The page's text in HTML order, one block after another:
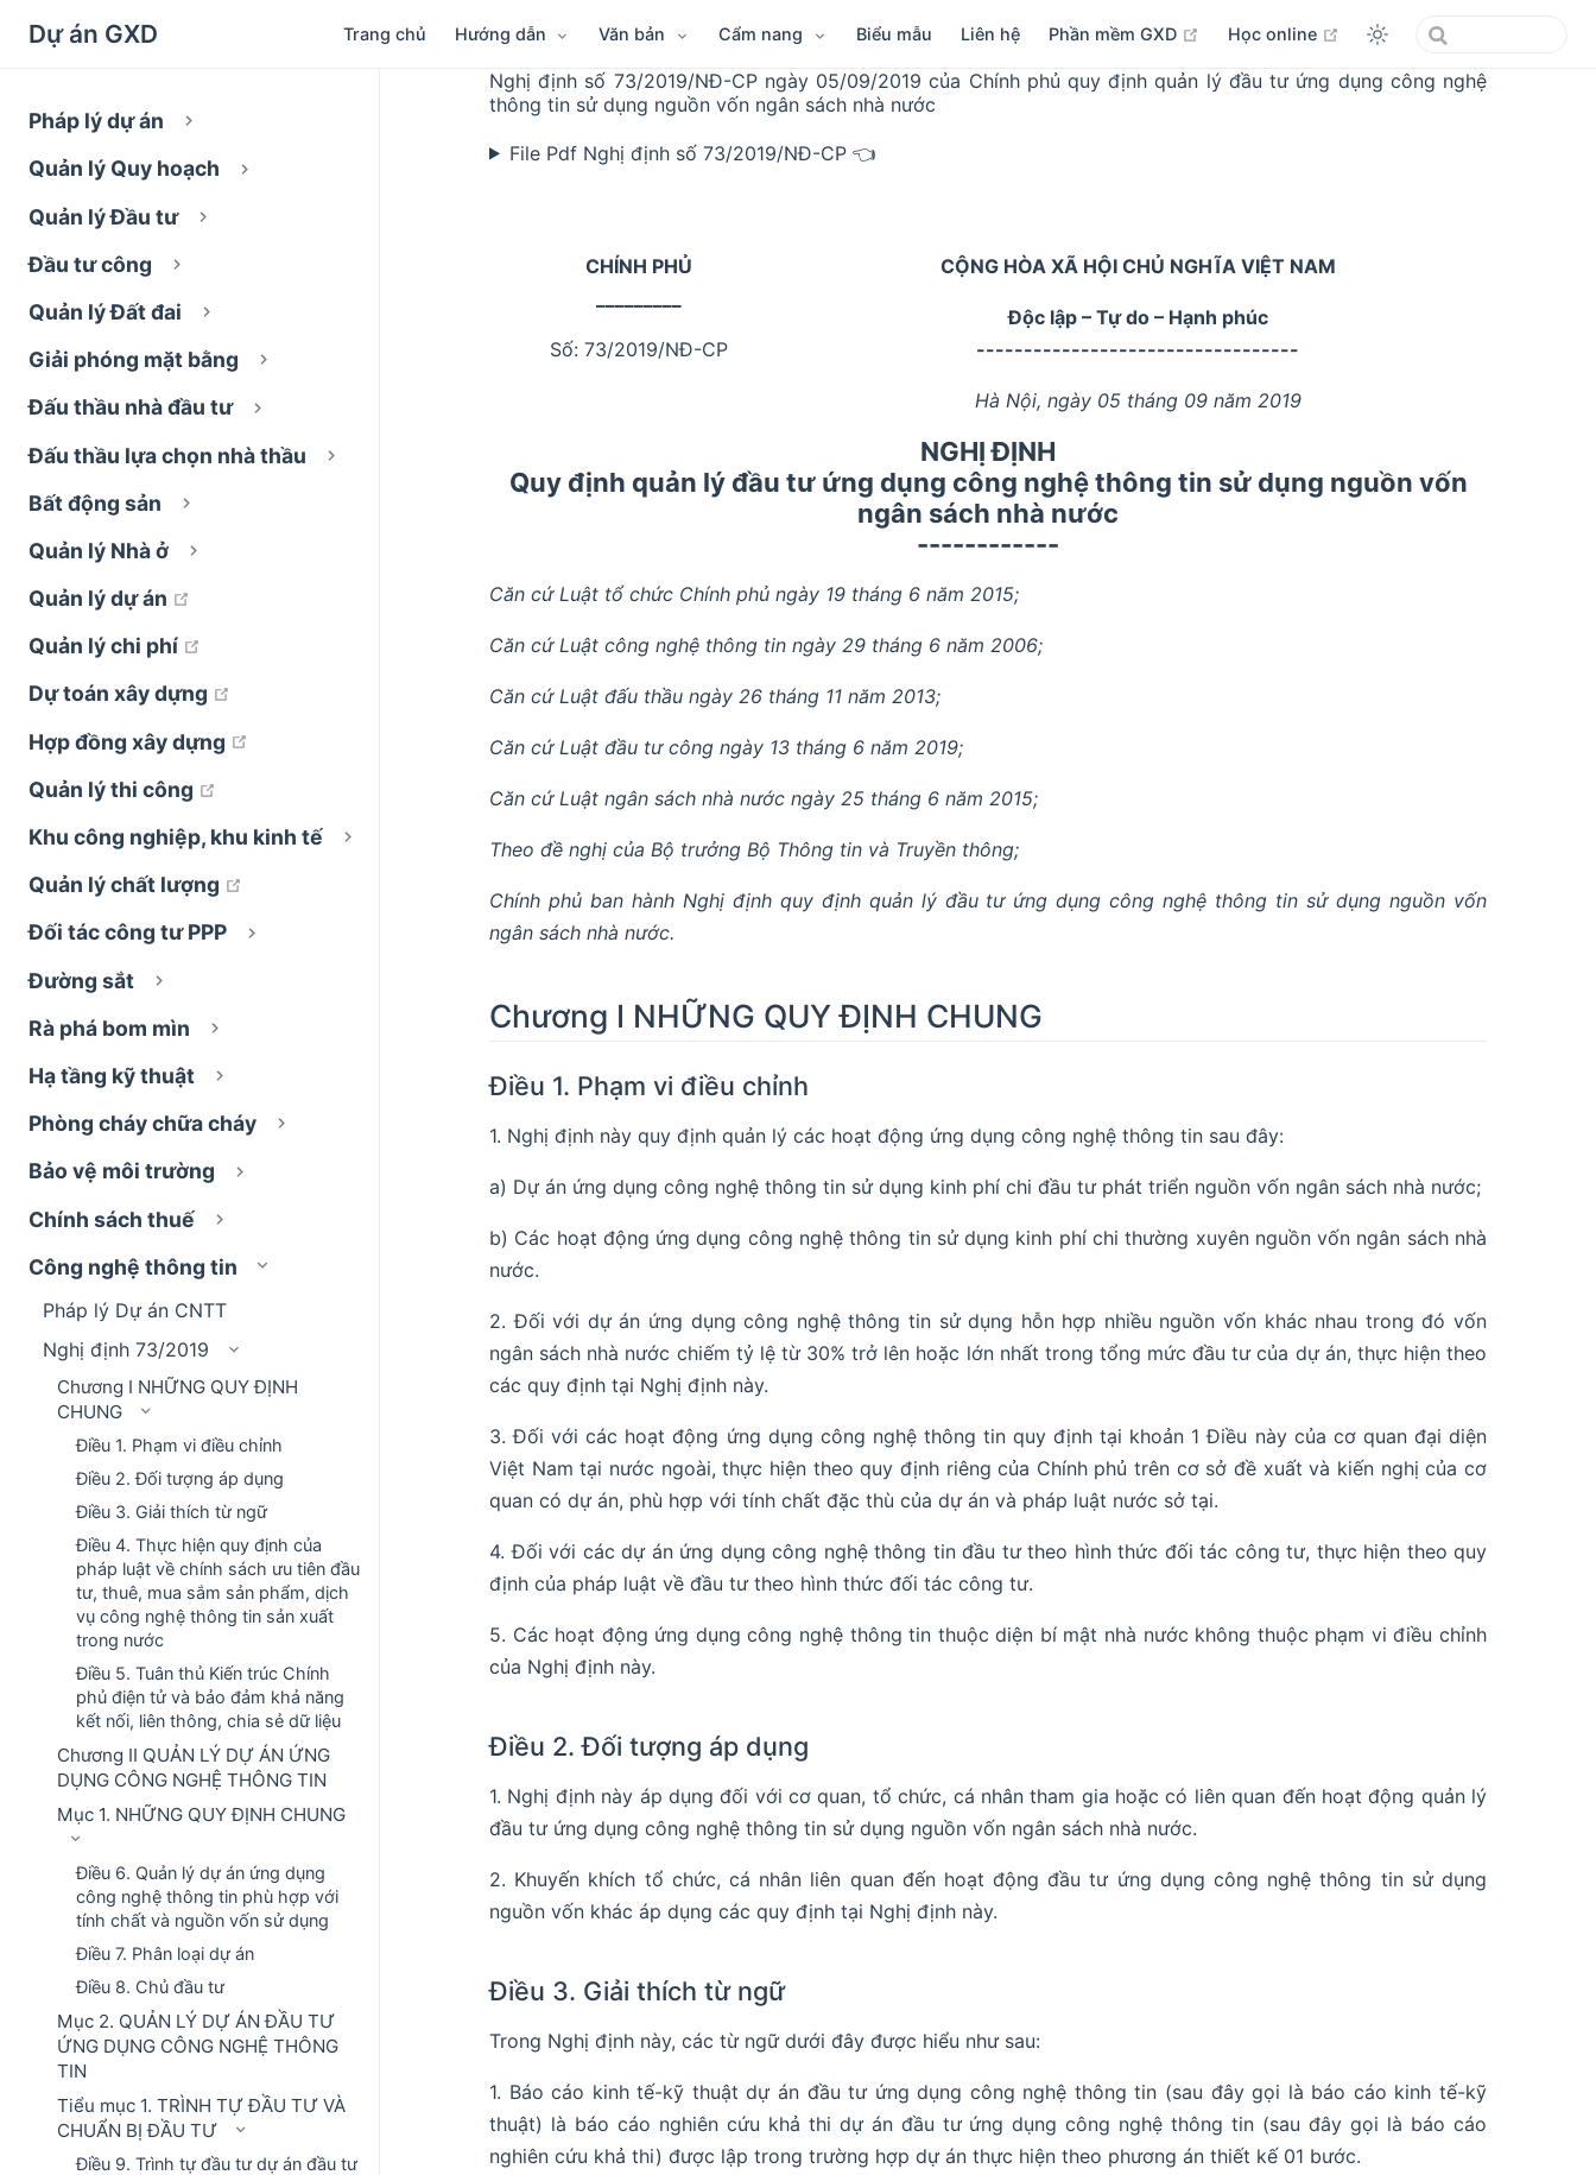
Dự án GXD Trang chủ Hướng dẫn Văn bản Cẩm nang Biểu mẫu Liên hệ Phần mềm GXD open in new window
Học online open in new window
Pháp lý dự án
Quản lý Quy hoạch
Quản lý Đầu tư
Đầu tư công
Quản lý Đất đai
Giải phóng mặt bằng
Đấu thầu nhà đầu tư
Đấu thầu lựa chọn nhà thầu
Bất động sản
Quản lý Nhà ở
Quản lý dự án
Quản lý chi phí
Dự toán xây dựng
Hợp đồng xây dựng
Quản lý thi công
Khu công nghiệp, khu kinh tế
Quản lý chất lượng
Đối tác công tư PPP
Đường sắt
Rà phá bom mìn
Hạ tầng kỹ thuật
Phòng cháy chữa cháy
Bảo vệ môi trường
Chính sách thuế
Công nghệ thông tin
Pháp lý Dự án CNTT
Nghị định 73/2019
Chương I NHỮNG QUY ĐỊNH
CHUNG
Điều 1. Phạm vi điều chỉnh
Điều 2. Đối tượng áp dụng
Điều 3. Giải thích từ ngữ
Điều 4. Thực hiện quy định của
pháp luật về chính sách ưu tiên đầu
tư, thuê, mua sắm sản phẩm, dịch
vụ công nghệ thông tin sản xuất
trong nước
Điều 5. Tuân thủ Kiến trúc Chính
phủ điện tử và bảo đảm khả năng
kết nối, liên thông, chia sẻ dữ liệu
Chương II QUẢN LÝ DỰ ÁN ỨNG
DỤNG CÔNG NGHỆ THÔNG TIN
Mục 1. NHỮNG QUY ĐỊNH CHUNG
Điều 6. Quản lý dự án ứng dụng
công nghệ thông tin phù hợp với
tính chất và nguồn vốn sử dụng
Điều 7. Phân loại dự án
Điều 8. Chủ đầu tư
Mục 2. QUẢN LÝ DỰ ÁN ĐẦU TƯ
ỨNG DỤNG CÔNG NGHỆ THÔNG
TIN
Tiểu mục 1. TRÌNH TỰ ĐẦU TƯ VÀ
CHUẨN BỊ ĐẦU TƯ
Điều 9. Trình tự đầu tư dự án đầu tư
Nghị định số 73/2019/NĐ-CP ngày 05/09/2019 của Chính phủ quy định quản lý đầu tư ứng dụng công nghệ
thông tin sử dụng nguồn vốn ngân sách nhà nước
File Pdf Nghị định số 73/2019/NĐ-CP 👈
CHÍNH PHỦ
Số: 73/2019/NĐ-CP
CỘNG HÒA XÃ HỘI CHỦ NGHĨA VIỆT NAM
Độc lập – Tự do – Hạnh phúc
----------------------------------
Hà Nội, ngày 05 tháng 09 năm 2019
NGHỊ ĐỊNH
Quy định quản lý đầu tư ứng dụng công nghệ thông tin sử dụng nguồn vốn
ngân sách nhà nước
------------
Căn cứ Luật tổ chức Chính phủ ngày 19 tháng 6 năm 2015;
Căn cứ Luật công nghệ thông tin ngày 29 tháng 6 năm 2006;
Căn cứ Luật đấu thầu ngày 26 tháng 11 năm 2013;
Căn cứ Luật đầu tư công ngày 13 tháng 6 năm 2019;
Căn cứ Luật ngân sách nhà nước ngày 25 tháng 6 năm 2015;
Theo đề nghị của Bộ trưởng Bộ Thông tin và Truyền thông;
Chính phủ ban hành Nghị định quy định quản lý đầu tư ứng dụng công nghệ thông tin sử dụng nguồn vốn
ngân sách nhà nước.
Chương I NHỮNG QUY ĐỊNH CHUNG
Điều 1. Phạm vi điều chỉnh
1. Nghị định này quy định quản lý các hoạt động ứng dụng công nghệ thông tin sau đây:
a) Dự án ứng dụng công nghệ thông tin sử dụng kinh phí chi đầu tư phát triển nguồn vốn ngân sách nhà nước;
b) Các hoạt động ứng dụng công nghệ thông tin sử dụng kinh phí chi thường xuyên nguồn vốn ngân sách nhà
nước.
2. Đối với dự án ứng dụng công nghệ thông tin sử dụng hỗn hợp nhiều nguồn vốn khác nhau trong đó vốn
ngân sách nhà nước chiếm tỷ lệ từ 30% trở lên hoặc lớn nhất trong tổng mức đầu tư của dự án, thực hiện theo
các quy định tại Nghị định này.
3. Đối với các hoạt động ứng dụng công nghệ thông tin quy định tại khoản 1 Điều này của cơ quan đại diện
Việt Nam tại nước ngoài, thực hiện theo quy định riêng của Chính phủ trên cơ sở đề xuất và kiến nghị của cơ
quan có dự án, phù hợp với tính chất đặc thù của dự án và pháp luật nước sở tại.
4. Đối với các dự án ứng dụng công nghệ thông tin đầu tư theo hình thức đối tác công tư, thực hiện theo quy
định của pháp luật về đầu tư theo hình thức đối tác công tư.
5. Các hoạt động ứng dụng công nghệ thông tin thuộc diện bí mật nhà nước không thuộc phạm vi điều chỉnh
của Nghị định này.
Điều 2. Đối tượng áp dụng
1. Nghị định này áp dụng đối với cơ quan, tổ chức, cá nhân tham gia hoặc có liên quan đến hoạt động quản lý
đầu tư ứng dụng công nghệ thông tin sử dụng nguồn vốn ngân sách nhà nước.
2. Khuyến khích tổ chức, cá nhân liên quan đến hoạt động đầu tư ứng dụng công nghệ thông tin sử dụng
nguồn vốn khác áp dụng các quy định tại Nghị định này.
Điều 3. Giải thích từ ngữ
Trong Nghị định này, các từ ngữ dưới đây được hiểu như sau:
1. Báo cáo kinh tế-kỹ thuật dự án đầu tư ứng dụng công nghệ thông tin (sau đây gọi là báo cáo kinh tế-kỹ
thuật) là báo cáo nghiên cứu khả thi dự án đầu tư ứng dụng công nghệ thông tin (sau đây gọi là báo cáo
nghiên cứu khả thi) được lập trong trường hợp dự án thực hiện theo phương án thiết kế 01 bước.